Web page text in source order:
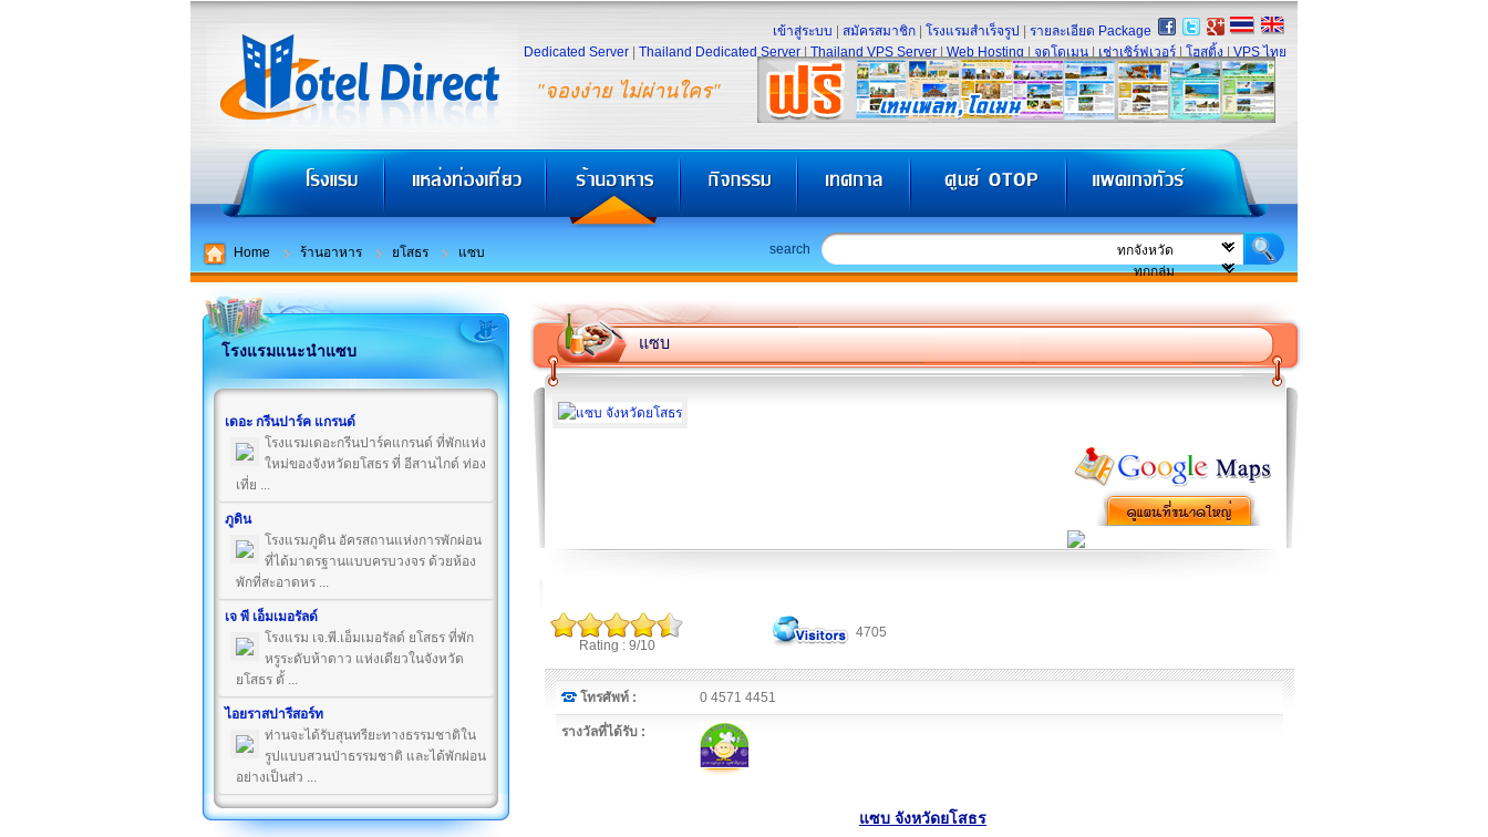
"จองง่าย ไม่ผ่านใคร"
เข้าสู่ระบบ สมัครสมาชิก โรงแรมสำเร็จรูป
รายละเอียด Package
Dedicated Server
Thailand Dedicated Server Thailand VPS Server Web Hosting จดโดเมน เช่าเซิร์ฟเวอร์ โฮสติ้ง VPS ไทย
Home ร้านอาหาร ยโสธร แซบ search
โรงแรมแนะนำแซบ
เดอะ กรีนปาร์ค แกรนด์
โรงแรมเดอะกรีนปาร์คแกรนด์ ที่พักแห่ง
ใหม่ของจังหวัดยโสธร ที่ อีสานไกด์ ท่อง
เที่ย ...
ภูดิน
โรงแรมภูดิน อัครสถานแห่งการพักผ่อน
ที่ได้มาตรฐานแบบครบวงจร ด้วยห้อง
พักที่สะอาดหร ...
เจ พี เอ็มเมอรัลด์
โรงแรม เจ.พี.เอ็มเมอรัลด์ ยโสธร ที่พัก
หรูระดับห้าดาว แห่งเดียวในจังหวัด
ยโสธร ตั้ ...
ไอยราสปารีสอร์ท
ท่านจะได้รับสุนทรียะทางธรรมชาติใน
รูปแบบสวนป่าธรรมชาติ และได้พักผ่อน
อย่างเป็นส่ว ...
แซบ
Rating : 9/10
4705
โทรศัพท์ : 0 4571 4451
รางวัลที่ได้รับ :
แซบ จังหวัดยโสธร